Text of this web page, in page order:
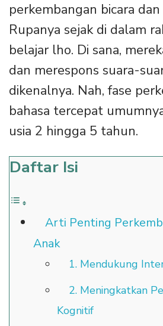
perkembangan bicara
Rupanya sejak di dalam
belajar lho. Di sana,
dan merespons suara-
dikenalnya. Nah, fase
bahasa tercepat
usia 2 hingga 5 tahun.
Daftar Isi
Arti Penting
Anak
1. Mendukung
2. Meningkatkan
Kognitif